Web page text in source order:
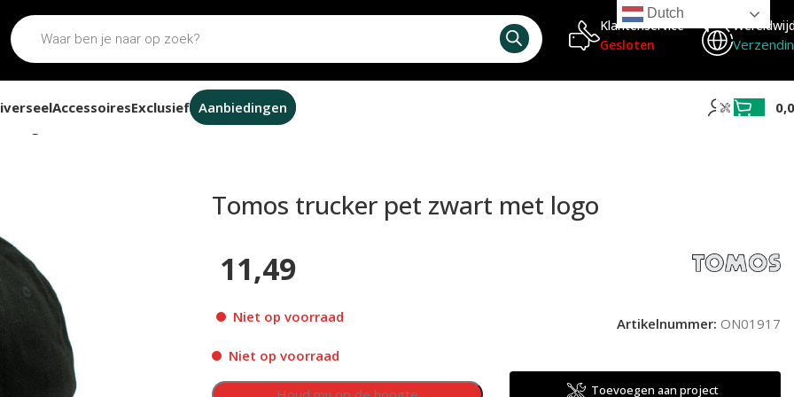
Klantenservice
Gesloten
AccessoiresExclusief Aanbiedingen
Tomos trucker pet zwart met logo
11,49
Niet op voorraad Artikelnummer: ON01917
Niet op voorraad
Toevoegen aan project
Dutch